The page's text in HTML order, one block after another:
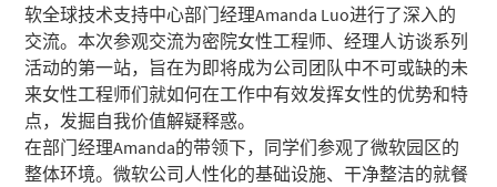
软全球技术支持中心部门经理Amanda Luo进行了深入的
交流。本次参观交流为密院女性工程师、经理人访谈系列
活动的第一站，旨在为即将成为公司团队中不可或缺的未
来女性工程师们就如何在工作中有效发挥女性的优势和特
点，发掘自我价值解疑释惑。
在部门经理Amanda的带领下，同学们参观了微软园区的
整体环境。微软公司人性化的基础设施、干净整洁的就餐